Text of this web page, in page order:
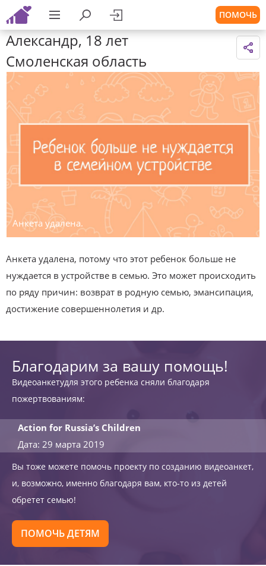
ПОМОЧЬ
Александр, 18 лет
Смоленская область
Анкета удалена.
Анкета удалена, потому что этот ребенок больше не
нуждается в устройстве в семью. Это может происходить
по ряду причин: возврат в родную семью, эмансипация,
достижение совершеннолетия и др.
Благодарим за вашу помощь!
Видеоанкетудля этого ребенка сняли благодаря
пожертвованиям:
Action for Russia’s Children
Дата: 29 марта 2019
Вы тоже можете помочь проекту по созданию видеоанкет,
и, возможно, именно благодаря вам, кто-то из детей
обретет семью!
ПОМОЧЬ ДЕТЯМ